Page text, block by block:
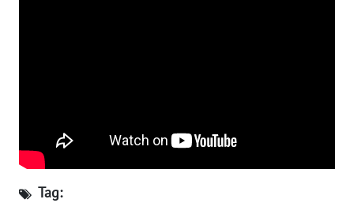
Tag:
WN
SERAMBI